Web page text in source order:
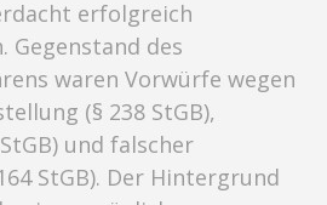
erfolgreich
des
waren Vorwürfe wegen
(§ 238 StGB),
und falscher
StGB). Der Hintergrund